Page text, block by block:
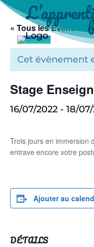
« Tous les
Cet évènement
Stage
16/07/2022 - 18/
Trois jours en immersion
entrave encore votre
Ajouter au
DÉTAILS